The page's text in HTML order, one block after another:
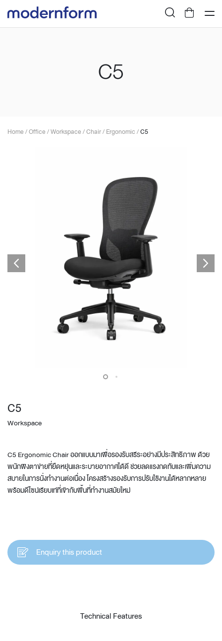
C5
Home/Office/Workspace/Chair/Ergonomic/C5
C5
Workspace
C5 Ergonomic Chair ออกแบบมาเพื่อรองรับสรีระอย่างมีประสิทธิภาพ ด้วย
พนักพิงตาข่ายที่ยืดหยุ่นและระบายอากาศได้ดี ช่วยลดแรงกดทับและเพิ่มความ
สบายในการนั่งทำงานต่อเนื่อง โครงสร้างรองรับการปรับใช้งานได้หลากหลาย
พร้อมดีไซน์เรียบเท่ที่เข้ากับพื้นที่ทำงานสมัยใหม่
Enquiry this product
Technical Features